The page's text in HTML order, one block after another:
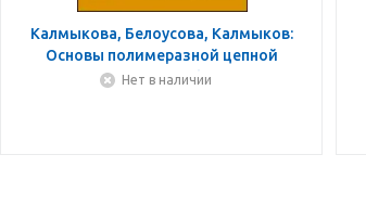
Калмыкова, Белоусова, Калмыков:
Основы полимеразной цепной
реакции с разными форматами
Нет в наличии